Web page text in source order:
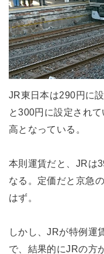
JR東日本は290円に
と300円に設定され
高となっている。
本則運賃だと、JRは
なる。定価だと京急
はず。
しかし、JRが特例運
で、結果的にJRの方